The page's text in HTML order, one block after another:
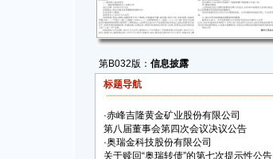
第B032版： 信息披露
标题导航
·赤峰吉隆黄金矿业股份有限公司
第八届董事会第四次会议决议公告
·奥瑞金科技股份有限公司
关于赎回“奥瑞转债”的第七次提示性公告